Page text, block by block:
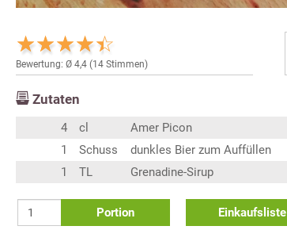
Bewertung: Ø 4,4 (14 Stimmen)
Zutaten
4 cl
Amer Picon
1
Schuss
dunkles Bier zum Auffüllen
1
TL Grenadine-Sirup
Portion Einkaufsliste